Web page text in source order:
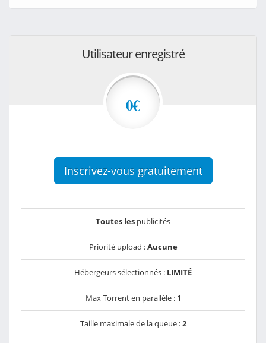
Utilisateur enregistré
0€
Inscrivez-vous gratuitement
Toutes les publicités
Priorité upload :Aucune
Hébergeurs sélectionnés : LIMITÉ
Max Torrent en parallèle : 1
Taille maximale de la queue :2